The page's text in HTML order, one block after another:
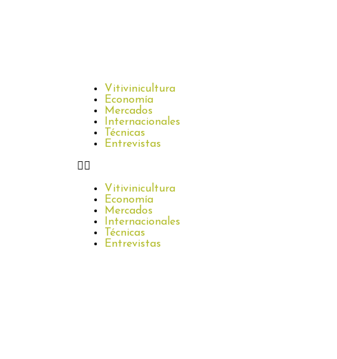
Vitivinicultura
Economía
Mercados
Internacionales
Técnicas
Entrevistas
Vitivinicultura
Economía
Mercados
Internacionales
Técnicas
Entrevistas